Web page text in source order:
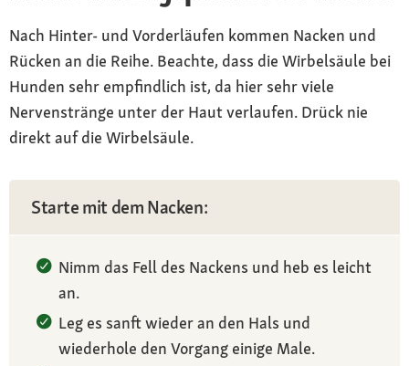
Nach Hinter- und Vorderläufen kommen Nacken und
Rücken an die Reihe. Beachte, dass die Wirbelsäule bei
Hunden sehr empfindlich ist, da hier sehr viele
Nervenstränge unter der Haut verlaufen. Drück nie
direkt auf die Wirbelsäule.
Starte mit dem Nacken:
Nimm das Fell des Nackens und heb es leicht
an.
Leg es sanft wieder an den Hals und
wiederhole den Vorgang einige Male.